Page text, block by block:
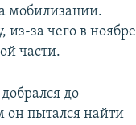
мобилизации.
из-за чего в ноябре
части.
до
он пытался найти